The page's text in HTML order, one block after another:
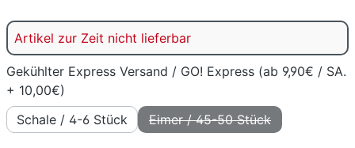
Artikel zur Zeit nicht lieferbar
Gekühlter Express Versand / GO! Express (ab 9,90€ / SA.
+ 10,00€)
Schale / 4-6 Stück
Eimer / 45-50 Stück
(Diese Option ist zurzeit